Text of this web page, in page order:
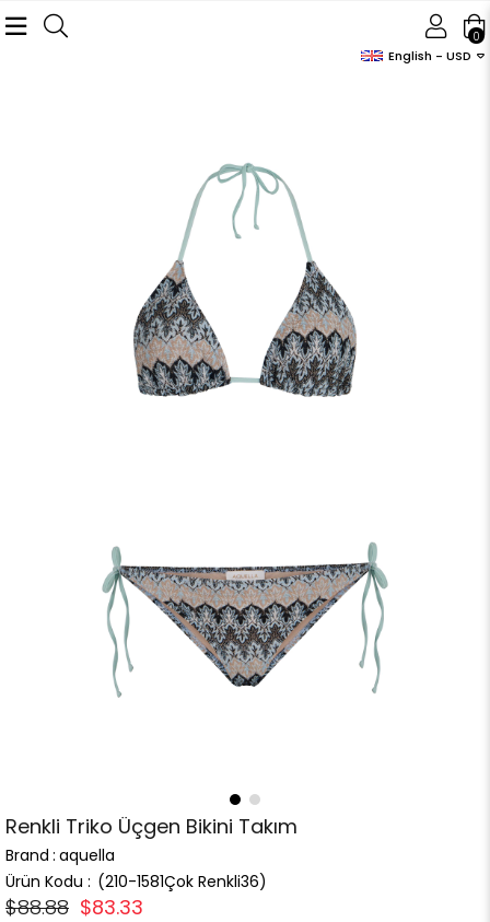
English - USD
0
Renkli Triko Üçgen Bikini Takım
Brand : aquella
(210-1581Çok Renkli36)
$88.88 $83.33